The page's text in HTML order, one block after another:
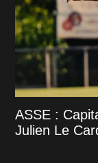
ASSE :
Julien Le